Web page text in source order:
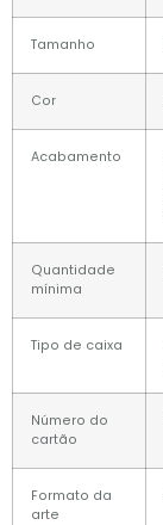
Tamanho
Cor
Acabamento
Quantidade
mínima
Tipo de caixa
Número do
cartão
Formato da
arte